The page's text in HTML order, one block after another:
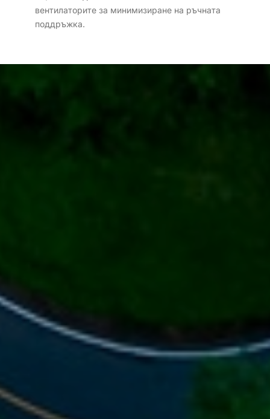
вентилаторите за минимизиране на ръчната
поддръжка.